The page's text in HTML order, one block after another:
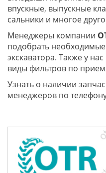
впускные, выпускные
сальники и многое
Менеджеры компании
подобрать
экскаватора. Также у
виды фильтров по
Узнать о наличии
менеджеров по